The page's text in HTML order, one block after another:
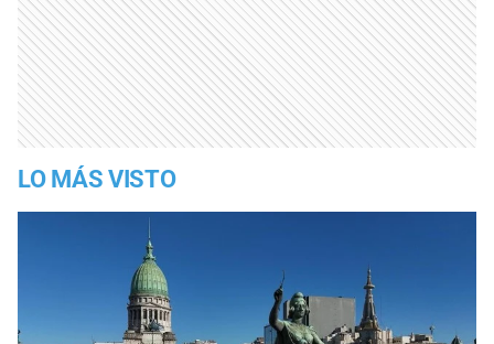
LO MÁS VISTO